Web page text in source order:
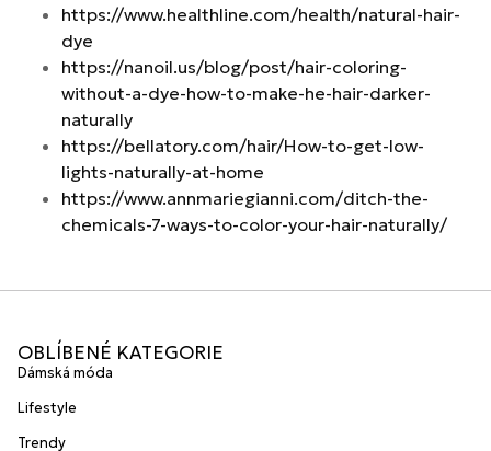
https://www.healthline.com/health/natural-hair-
dye
https://nanoil.us/blog/post/hair-coloring-
without-a-dye-how-to-make-he-hair-darker-
naturally
https://bellatory.com/hair/How-to-get-low-
lights-naturally-at-home
https://www.annmariegianni.com/ditch-the-
chemicals-7-ways-to-color-your-hair-naturally/
OBLÍBENÉ KATEGORIE
Dámská móda
Lifestyle
Trendy